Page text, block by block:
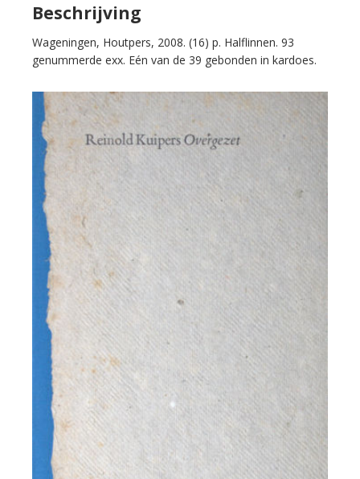
Beschrijving
Wageningen, Houtpers, 2008. (16) p. Halflinnen. 93
genummerde exx. Eén van de 39 gebonden in kardoes.